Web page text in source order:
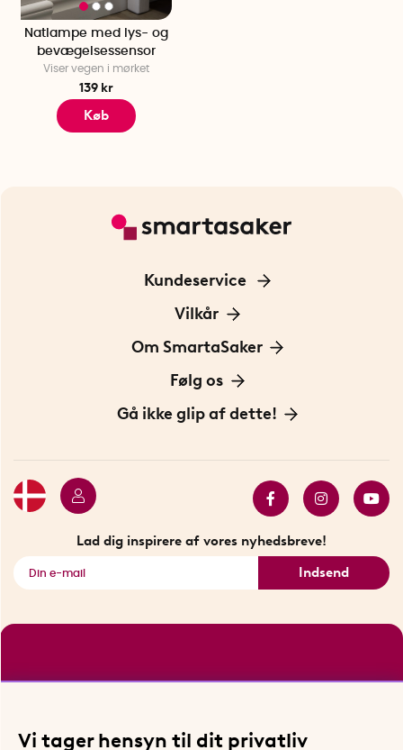
Natlampe med lys- og
bevægelsessensor
Viser vegen i mørket
139 kr
Køb
Kundeservice
Kontakt os
Vilkår
Information om cookies
Privatlivspolitik
Om SmartaSaker
Om os
Vores historie
Følg os
Opfindere
Gå ikke glip af dette!
Se alle smarte produkter
Lad dig inspirere af vores nyhedsbreve!
Indsend
Vi tager hensyn til dit privatliv